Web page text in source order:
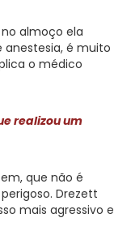
almoço ela
anestesia, é muito
o médico
realizou um
que não é
Drezett
mais agressivo e